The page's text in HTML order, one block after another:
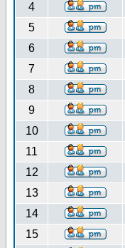
4
5
6
7
8
9
10
11
12
13
14
15